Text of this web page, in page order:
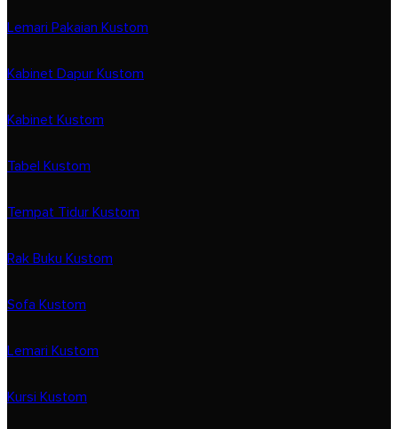
Lemari Pakaian Kustom
Kabinet Dapur Kustom
Kabinet Kustom
Tabel Kustom
Tempat Tidur Kustom
Rak Buku Kustom
Sofa Kustom
Lemari Kustom
Kursi Kustom